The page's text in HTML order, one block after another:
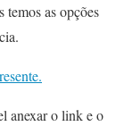
temos as opções
anexar o link e o